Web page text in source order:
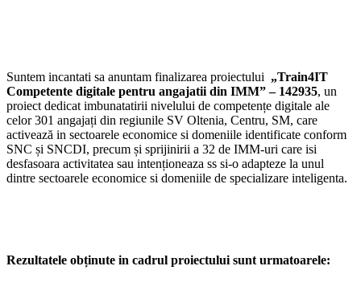
Suntem incantati sa anuntam finalizarea proiectului „Train4IT
Competente digitale pentru angajatii din IMM” – 142935, un
proiect dedicat imbunatatirii nivelului de competențe digitale ale
celor 301 angajați din regiunile SV Oltenia, Centru, SM, care
activează in sectoarele economice si domeniile identificate conform
SNC și SNCDI, precum și sprijinirii a 32 de IMM-uri care isi
desfasoara activitatea sau intenționeaza ss si-o adapteze la unul
dintre sectoarele economice si domeniile de specializare inteligenta.
Rezultatele obținute in cadrul proiectului sunt urmatoarele: